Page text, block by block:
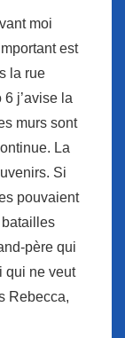
moi
est
la rue
j’avise la
murs sont
La
Si
pouvaient
père qui
qui ne veut
Rebecca,